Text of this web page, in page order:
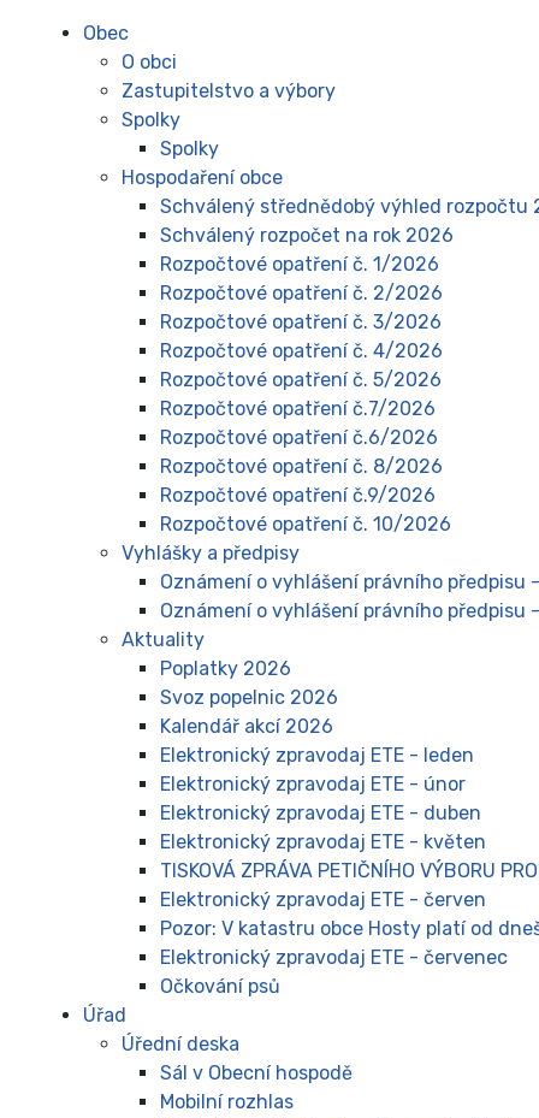
Obec
O obci
Zastupitelstvo a výbory
Spolky
Spolky
Hospodaření obce
Schválený střednědobý výhled rozpočtu
Schválený rozpočet na rok 2026
Rozpočtové opatření č. 1/2026
Rozpočtové opatření č. 2/2026
Rozpočtové opatření č. 3/2026
Rozpočtové opatření č. 4/2026
Rozpočtové opatření č. 5/2026
Rozpočtové opatření č.7/2026
Rozpočtové opatření č.6/2026
Rozpočtové opatření č. 8/2026
Rozpočtové opatření č.9/2026
Rozpočtové opatření č. 10/2026
Vyhlášky a předpisy
Oznámení o vyhlášení právního
Oznámení o vyhlášení právního předpisu
Aktuality
Poplatky 2026
Svoz popelnic 2026
Kalendář akcí 2026
Elektronický zpravodaj ETE - leden
Elektronický zpravodaj ETE - únor
Elektronický zpravodaj ETE - duben
Elektronický zpravodaj ETE - květen
TISKOVÁ ZPRÁVA PETIČNÍHO VÝBORU
Elektronický zpravodaj ETE - červen
Pozor: V katastru obce Hosty platí od
Elektronický zpravodaj ETE - červenec
Očkování psů
Úřad
Úřední deska
Sál v Obecní hospodě
Mobilní rozhlas